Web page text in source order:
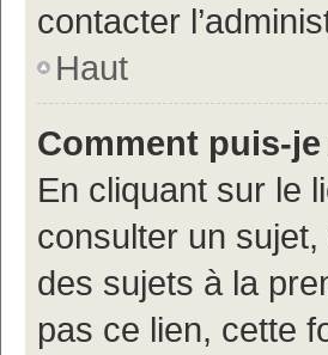
contacter
Haut
Comment puis-
En cliquant sur le
consulter un
des sujets à la
pas ce lien, cette